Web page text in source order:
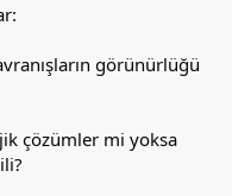
görünürlüğü
çözümler mi yoksa